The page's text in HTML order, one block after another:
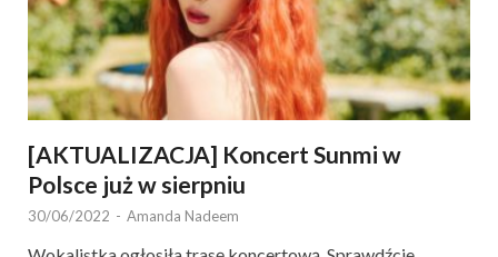
[AKTUALIZACJA] Koncert Sunmi w
Polsce już w sierpniu
30/06/2022 - Amanda Nadeem